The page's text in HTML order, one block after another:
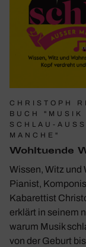
CHRISTOPH
BUCH "MUSIK
SCHLAU-
ANCHE"
Wohl­tu­ende
Wissen, Witz und
Pianist,
Kabarettist
erklärt in seinem
warum Musik
von der Geburt